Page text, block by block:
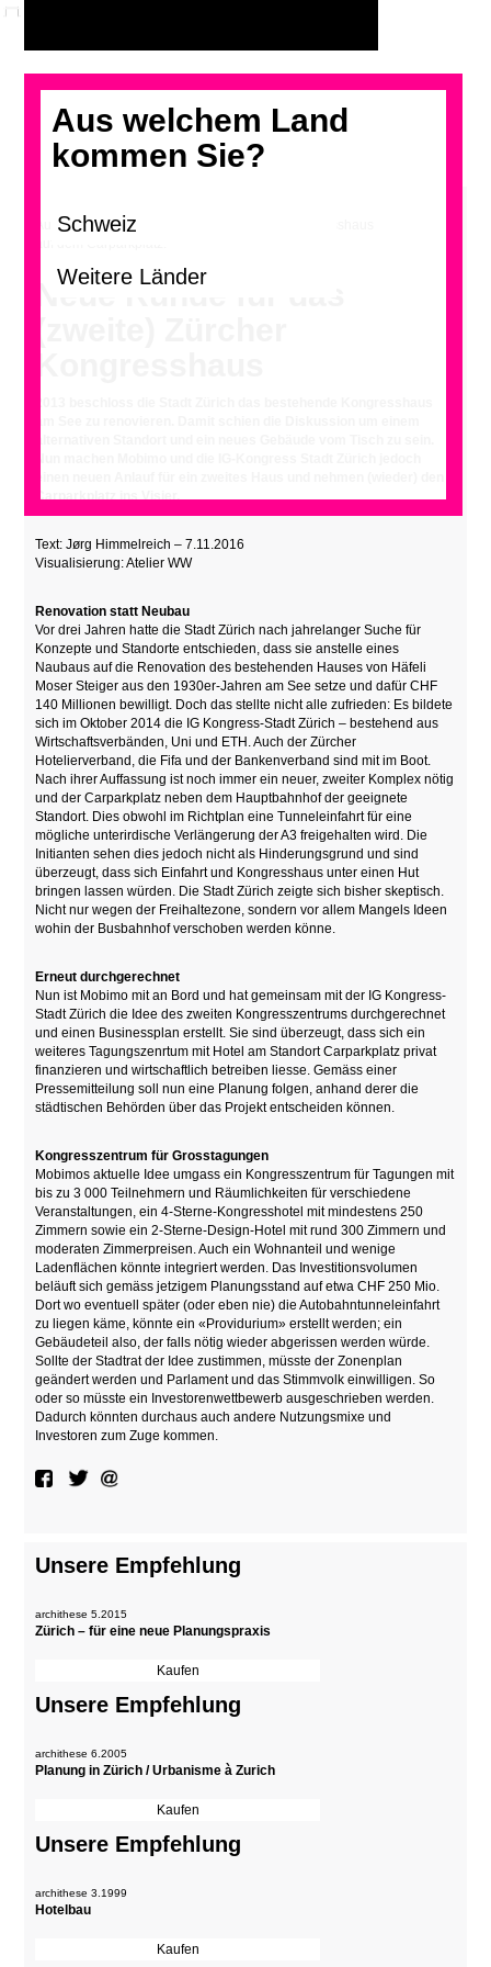
Aus welchem Land
kommen Sie?
Auch Walter Wäschle lieferte Ideen für ein Kongresshaus
Neue Runde für das
Carparkplatz ins Visier.
Text: Jørg Himmelreich – 7.11.2016
Visualisierung: Atelier WW
Renovation statt Neubau
Vor drei Jahren hatte die Stadt Zürich nach jahrelanger Suche für
Konzepte und Standorte entschieden, dass sie anstelle eines
Naubaus auf die Renovation des bestehenden Hauses von Häfeli
Moser Steiger aus den 1930er-Jahren am See setze und dafür CHF
140 Millionen bewilligt. Doch das stellte nicht alle zufrieden: Es bildete
sich im Oktober 2014 die IG Kongress-Stadt Zürich – bestehend aus
Wirtschaftsverbänden, Uni und ETH. Auch der Zürcher
Hotelierverband, die Fifa und der Bankenverband sind mit im Boot.
Nach ihrer Auffassung ist noch immer ein neuer, zweiter Komplex nötig
und der Carparkplatz neben dem Hauptbahnhof der geeignete
Standort. Dies obwohl im Richtplan eine Tunneleinfahrt für eine
mögliche unterirdische Verlängerung der A3 freigehalten wird. Die
Initianten sehen dies jedoch nicht als Hinderungsgrund und sind
überzeugt, dass sich Einfahrt und Kongresshaus unter einen Hut
bringen lassen würden. Die Stadt Zürich zeigte sich bisher skeptisch.
Nicht nur wegen der Freihaltezone, sondern vor allem Mangels Ideen
wohin der Busbahnhof verschoben werden könne.
Erneut durchgerechnet
Nun ist Mobimo mit an Bord und hat gemeinsam mit der IG Kongress-
Stadt Zürich die Idee des zweiten Kongresszentrums durchgerechnet
und einen Businessplan erstellt. Sie sind überzeugt, dass sich ein
weiteres Tagungszenrtum mit Hotel am Standort Carparkplatz privat
finanzieren und wirtschaftlich betreiben liesse. Gemäss einer
Pressemitteilung soll nun eine Planung folgen, anhand derer die
städtischen Behörden über das Projekt entscheiden können.
Kongresszentrum für Grosstagungen
Mobimos aktuelle Idee umgass ein Kongresszentrum für Tagungen mit
bis zu 3 000 Teilnehmern und Räumlichkeiten für verschiedene
Veranstaltungen, ein 4-Sterne-Kongresshotel mit mindestens 250
Zimmern sowie ein 2-Sterne-Design-Hotel mit rund 300 Zimmern und
moderaten Zimmerpreisen. Auch ein Wohnanteil und wenige
Ladenflächen könnte integriert werden. Das Investitionsvolumen
beläuft sich gemäss jetzigem Planungsstand auf etwa CHF 250 Mio.
Dort wo eventuell später (oder eben nie) die Autobahntunneleinfahrt
zu liegen käme, könnte ein «Providurium» erstellt werden; ein
Gebäudeteil also, der falls nötig wieder abgerissen werden würde.
Sollte der Stadtrat der Idee zustimmen, müsste der Zonenplan
geändert werden und Parlament und das Stimmvolk einwilligen. So
oder so müsste ein Investorenwettbewerb ausgeschrieben werden.
Dadurch könnten durchaus auch andere Nutzungsmixe und
Investoren zum Zuge kommen.
Unsere Empfehlung
archithese 5.2015
Zürich – für eine neue Planungspraxis
Unsere Empfehlung
archithese 6.2005
Planung in Zürich / Urbanisme à Zurich
Unsere Empfehlung
archithese 3.1999
Hotelbau